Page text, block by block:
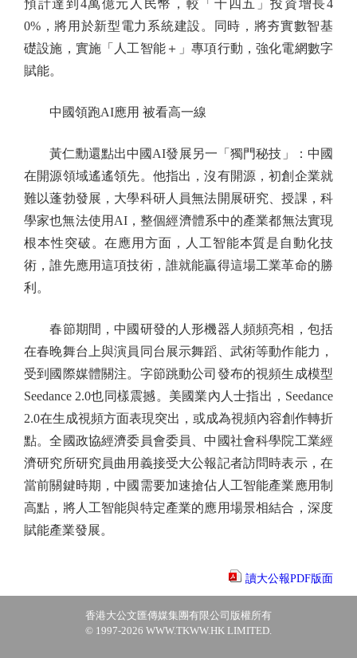
預計達到4萬億元人民幣，較「十四五」投資增長4
0%，將用於新型電力系統建設。同時，將夯實數智基
礎設施，實施「人工智能＋」專項行動，強化電網數字
賦能。
中國領跑AI應用 被看高一線
黃仁勳還點出中國AI發展另一「獨門秘技」：中國
在開源領域遙遙領先。他指出，沒有開源，初創企業就
難以蓬勃發展，大學科研人員無法開展研究、授課，科
學家也無法使用AI，整個經濟體系中的產業都無法實現
根本性突破。在應用方面，人工智能本質是自動化技
術，誰先應用這項技術，誰就能贏得這場工業革命的勝
利。
春節期間，中國研發的人形機器人頻頻亮相，包括
在春晚舞台上與演員同台展示舞蹈、武術等動作能力，
受到國際媒體關注。字節跳動公司發布的視頻生成模型
Seedance 2.0也同樣震撼。美國業內人士指出，Seedance
2.0在生成視頻方面表現突出，或成為視頻內容創作轉折
點。全國政協經濟委員會委員、中國社會科學院工業經
濟研究所研究員曲用義接受大公報記者訪問時表示，在
當前關鍵時期，中國需要加速搶佔人工智能產業應用制
高點，將人工智能與特定產業的應用場景相結合，深度
賦能產業發展。
讀大公報PDF版面
香港大公文匯傳媒集團有限公司版權所有
© 1997-2026 WWW.TKWW.HK LIMITED.